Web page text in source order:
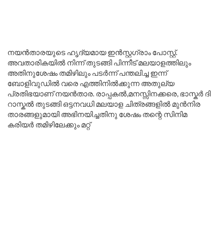
നയൻതാരയുടെ ഹൃദ്യമായ ഇൻസ്റ്റഗ്രാം പോസ്റ്റ്.
അവതാരികയിൽ നിന്ന് തുടങ്ങി പിന്നീട് മലയാളത്തിലും
അതിനുശേഷം തമിഴിലും പടർന്ന് പന്തലിച്ച ഇന്ന്
ബോളിവുഡിൽ വരെ എത്തിനിൽക്കുന്ന അതുല്യ
പ്രതിഭയാണ് നയൻതാര. രാപ്പകൽ,മനസ്സിനക്കരെ, ഭാസ്കർ ദി
റാസ്കൽ തുടങ്ങി ഒട്ടനവധി മലയാള ചിത്രങ്ങളിൽ മുൻനിര
താരങ്ങളുമായി അഭിനയിച്ചതിനു ശേഷം തന്റെ സിനിമ
കരിയർ തമിഴിലേക്കും മറ്റ്